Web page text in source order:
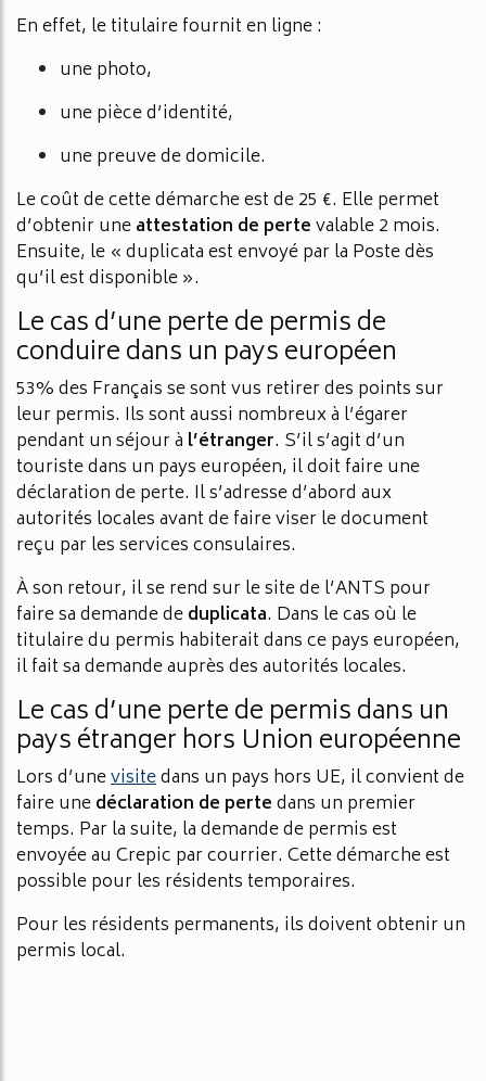
En effet, le titulaire fournit en ligne :
une photo,
une pièce d’identité,
une preuve de domicile.
Le coût de cette démarche est de 25 €. Elle permet
d’obtenir uneattestation de pertevalable 2 mois.
Ensuite, le « duplicata est envoyé par la Poste dès
qu’il est disponible ».
Le cas d’une perte de permis de
conduire dans un pays européen
53% des Français se sont vus retirer des points sur
leur permis. Ils sont aussi nombreux à l’égarer
pendant un séjour à l’étranger. S’il s’agit d’un
touriste dans un pays européen, il doit faire une
déclaration de perte. Il s’adresse d’abord aux
autorités locales avant de faire viser le document
reçu par les services consulaires.
À son retour, il se rend sur le site de l’ANTS pour
faire sa demande deduplicata. Dans le cas où le
titulaire du permis habiterait dans ce pays européen,
il fait sa demande auprès des autorités locales.
Le cas d’une perte de permis dans un
pays étranger hors Union européenne
Lors d’unevisitedans un pays hors UE, il convient de
faire unedéclaration de pertedans un premier
temps. Par la suite, la demande de permis est
envoyée au Crepic par courrier. Cette démarche est
possible pour les résidents temporaires.
Pour les résidents permanents, ils doivent obtenir un
permis local.